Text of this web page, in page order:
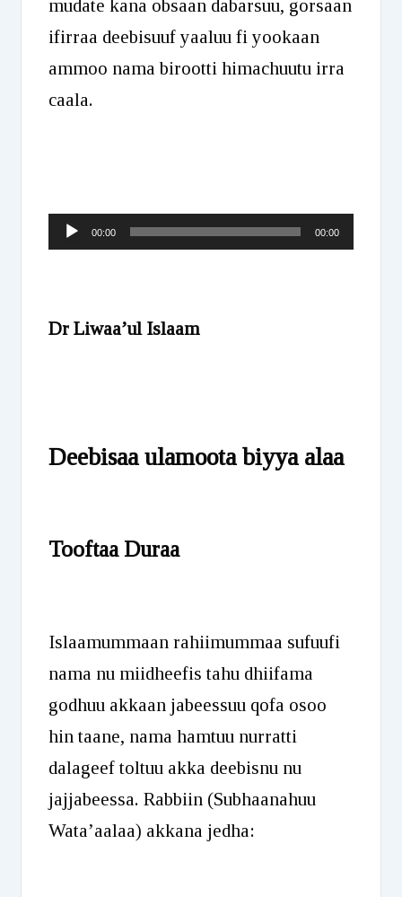
mudate kana obsaan dabarsuu, gorsaan
ifirraa deebisuuf yaaluu fi yookaan
ammoo nama birootti himachuutu irra
caala.
Audio00:00 00:00
Dr Liwaa’ul Islaam
Deebisaa ulamoota biyya alaa
Tooftaa Duraa
Islaamummaan rahiimummaa sufuufi
nama nu miidheefis tahu dhiifama
godhuu akkaan jabeessuu qofa osoo
hin taane, nama hamtuu nurratti
dalageef toltuu akka deebisnu nu
jajjabeessa. Rabbiin (Subhaanahuu
Wata’aalaa) akkana jedha: